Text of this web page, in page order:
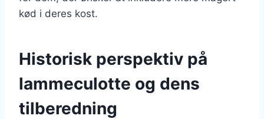
kød i deres kost.
Historisk perspektiv på
lammeculotte og dens
tilberedning